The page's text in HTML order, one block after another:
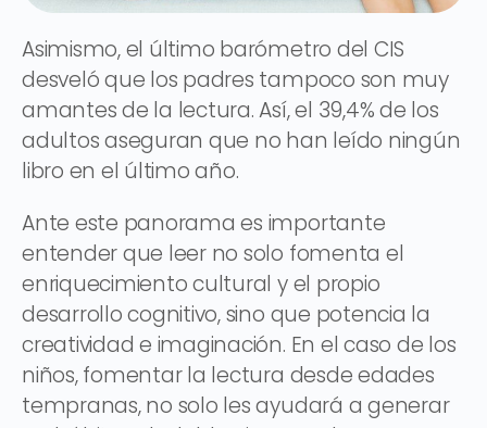
Asimismo, el último barómetro del CIS
desveló que los padres tampoco son muy
amantes de la lectura. Así, el 39,4% de los
adultos aseguran que no han leído ningún
libro en el último año.
Ante este panorama es importante
entender que leer no solo fomenta el
enriquecimiento cultural y el propio
desarrollo cognitivo, sino que potencia la
creatividad e imaginación. En el caso de los
niños, fomentar la lectura desde edades
tempranas, no solo les ayudará a generar